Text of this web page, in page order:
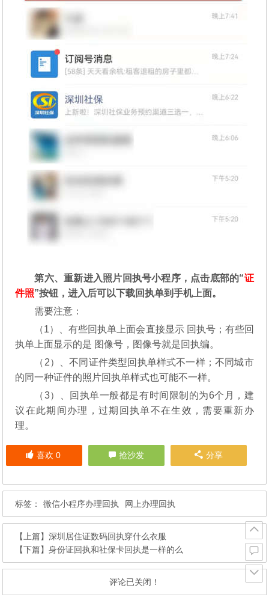
第六、重新进入照片回执号小程序，点击底部的“证
件照”按钮，进入后可以下载回执单到手机上面。
需要注意：
（1）、有些回执单上面会直接显示 回执号；有些回
执单上面显示的是 图像号，图像号就是回执编。
（2）、不同证件类型回执单样式不一样；不同城市
的同一种证件的照片回执单样式也可能不一样。
（3）、回执单一般都是有时间限制的为6个月，建
议在此期间办理，过期回执单不在生效，需要重新办
理。
喜欢 0 抢沙发 分享
标签： 微信小程序办理回执 网上办理回执
【上篇】深圳居住证数码回执穿什么衣服
【下篇】身份证回执和社保卡回执是一样的么
评论已关闭！